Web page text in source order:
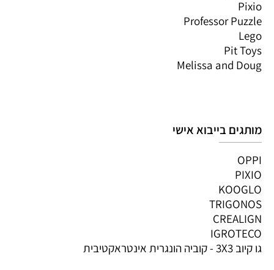
Pixio
Professor Puzzle
Lego
Pit Toys
Melissa and Doug
מותגים בייבוא אישי
OPPI
PIXIO
KOOGLO
TRIGONOS
CREALIGN
IGROTECO
גו קיוב 3X3 - קוביה הונגרית אינטראקטיבית